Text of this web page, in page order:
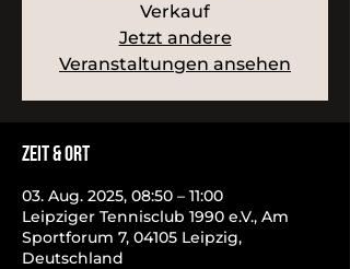
Verkauf
Jetzt andere
Veranstaltungen ansehen
Zeit & Ort
03. Aug. 2025, 08:50 – 11:00
Leipziger Tennisclub 1990 e.V., Am
Sportforum 7, 04105 Leipzig,
Deutschland